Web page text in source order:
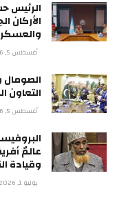
الرئيس
الأركان
أغسطس 5, 2026
الصومال
التعاون
أغسطس 5, 2026
عالمٌ
وقيادة
يوليو 1, 2026